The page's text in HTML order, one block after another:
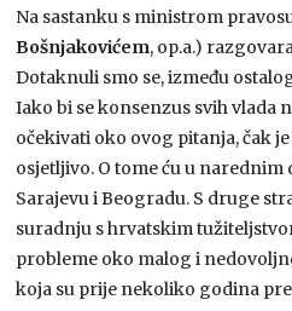
Na sastanku s ministrom
Bošnjakovićem, op.a.)
Dotaknuli smo se, između
Iako bi se konsenzus svih vlada
očekivati oko ovog pitanja, čak
osjetljivo. O tome ću u
Sarajevu i Beogradu. S druge
suradnju s hrvatskim
probleme oko malog i
koja su prije nekoliko godina